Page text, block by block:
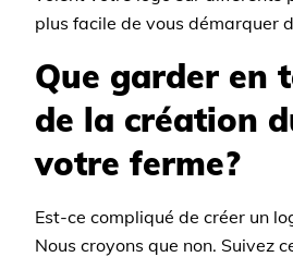
plus facile de vous démarquer
Que garder en
de la création
votre ferme?
Est-ce compliqué de créer un
Nous croyons que non. Suivez